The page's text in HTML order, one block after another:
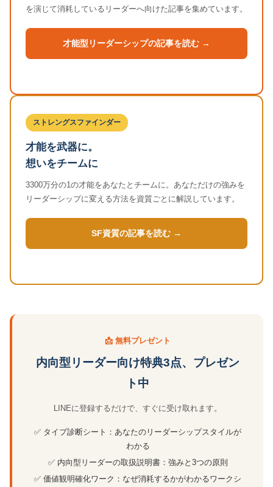
を演じて消耗しているリーダーへ向けた記事を集めています。
才能型リーダーシップの記事を読む →
ストレングスファインダー
才能を武器に。
想いをチームに
3300万分の1の才能をあなたとチームに。あなただけの強みを
リーダーシップに変える方法を資質ごとに解説しています。
SF資質の記事を読む →
📩 無料プレゼント
内向型リーダー向け特典3点、プレゼン
ト中
LINEに登録するだけで、すぐに受け取れます。
✅ タイプ診断シート：あなたのリーダーシップスタイルが
わかる
✅ 内向型リーダーの取扱説明書：強みと3つの原則
✅ 価値観明確化ワーク：なぜ消耗するかがわかるワークシ